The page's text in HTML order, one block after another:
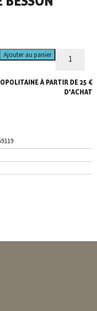
de
Radio
One
Ajouter au panier
À PARTIR DE 25 €
D'ACHAT